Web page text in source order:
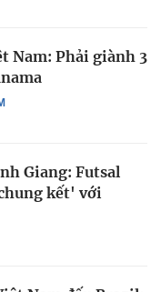
Nam: Phải giành 3
Giang: Futsal
kết' với